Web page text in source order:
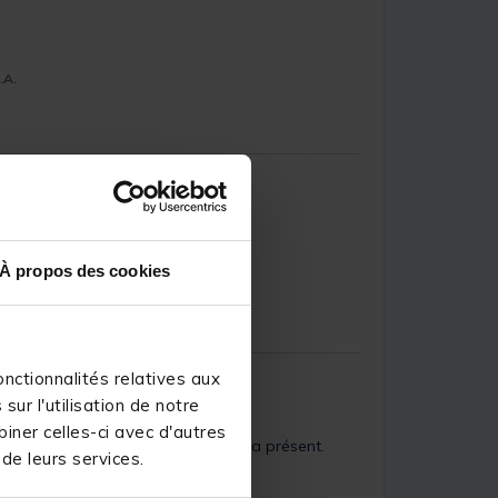
À propos des cookies
relatives aux
l'utilisation de notre
celles-ci avec d'autres
leurs services.
propose une jonction solide
que j'ai pu utiliser jesqu'a présent.